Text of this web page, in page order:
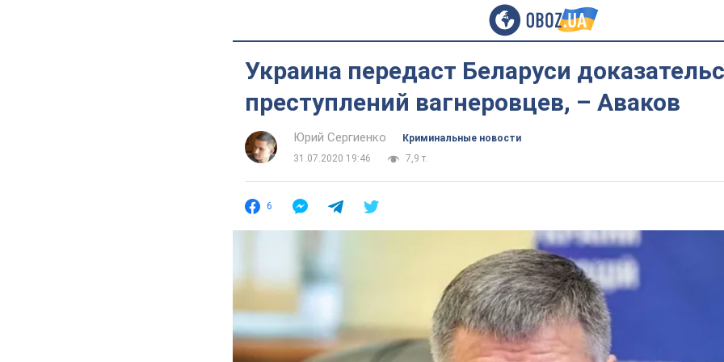
Украина передаст Беларуси
преступлений вагнеровцев, – Аваков
Юрий Сергиенко
Криминальные новости
31.07.2020 19:46
7,9 т.
6